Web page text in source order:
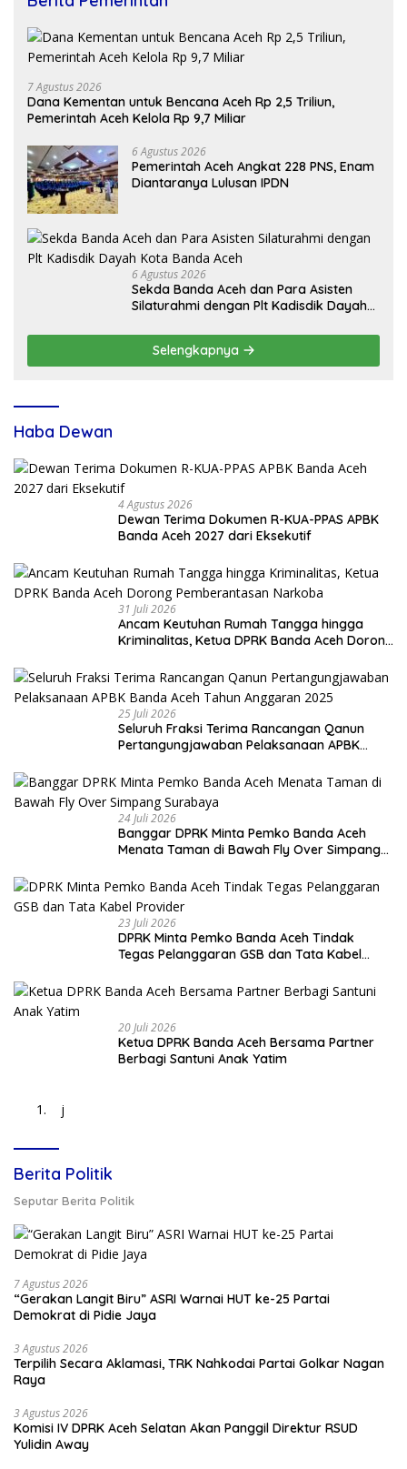
7 Agustus 2026
Dana Kementan untuk Bencana Aceh Rp 2,5 Triliun,
Pemerintah Aceh Kelola Rp 9,7 Miliar
6 Agustus 2026
Pemerintah Aceh Angkat 228 PNS, Enam
Diantaranya Lulusan IPDN
6 Agustus 2026
Sekda Banda Aceh dan Para Asisten
Silaturahmi dengan Plt Kadisdik Dayah
Selengkapnya
Haba Dewan
4 Agustus 2026
Dewan Terima Dokumen R-KUA-PPAS APBK
Banda Aceh 2027 dari Eksekutif
31 Juli 2026
Ancam Keutuhan Rumah Tangga hingga
Kriminalitas, Ketua DPRK Banda Aceh Dorong
25 Juli 2026
Seluruh Fraksi Terima Rancangan Qanun
Pertangungjawaban Pelaksanaan APBK
24 Juli 2026
Banggar DPRK Minta Pemko Banda Aceh
Menata Taman di Bawah Fly Over Simpang
23 Juli 2026
DPRK Minta Pemko Banda Aceh Tindak
Tegas Pelanggaran GSB dan Tata Kabel
20 Juli 2026
Ketua DPRK Banda Aceh Bersama Partner
Berbagi Santuni Anak Yatim
j
Berita Politik
Seputar Berita Politik
7 Agustus 2026
“Gerakan Langit Biru” ASRI Warnai HUT ke-25 Partai
Demokrat di Pidie Jaya
3 Agustus 2026
Terpilih Secara Aklamasi, TRK Nahkodai Partai Golkar Nagan
Raya
3 Agustus 2026
Komisi IV DPRK Aceh Selatan Akan Panggil Direktur RSUD
Yulidin Away